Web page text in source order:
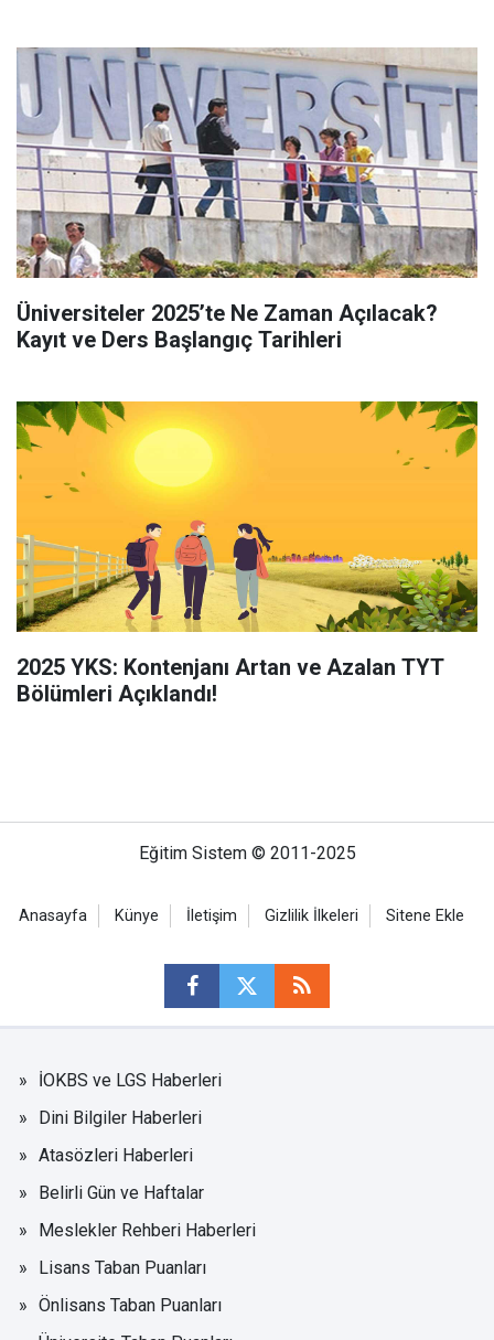
Üniversiteler 2025’te Ne Zaman Açılacak?
Kayıt ve Ders Başlangıç Tarihleri
2025 YKS: Kontenjanı Artan ve Azalan TYT
Bölümleri Açıklandı!
Eğitim Sistem © 2011-2025
Anasayfa Künye İletişim Gizlilik İlkeleri Sitene Ekle
İOKBS ve LGS Haberleri
Dini Bilgiler Haberleri
Atasözleri Haberleri
Belirli Gün ve Haftalar
Meslekler Rehberi Haberleri
Lisans Taban Puanları
Önlisans Taban Puanları